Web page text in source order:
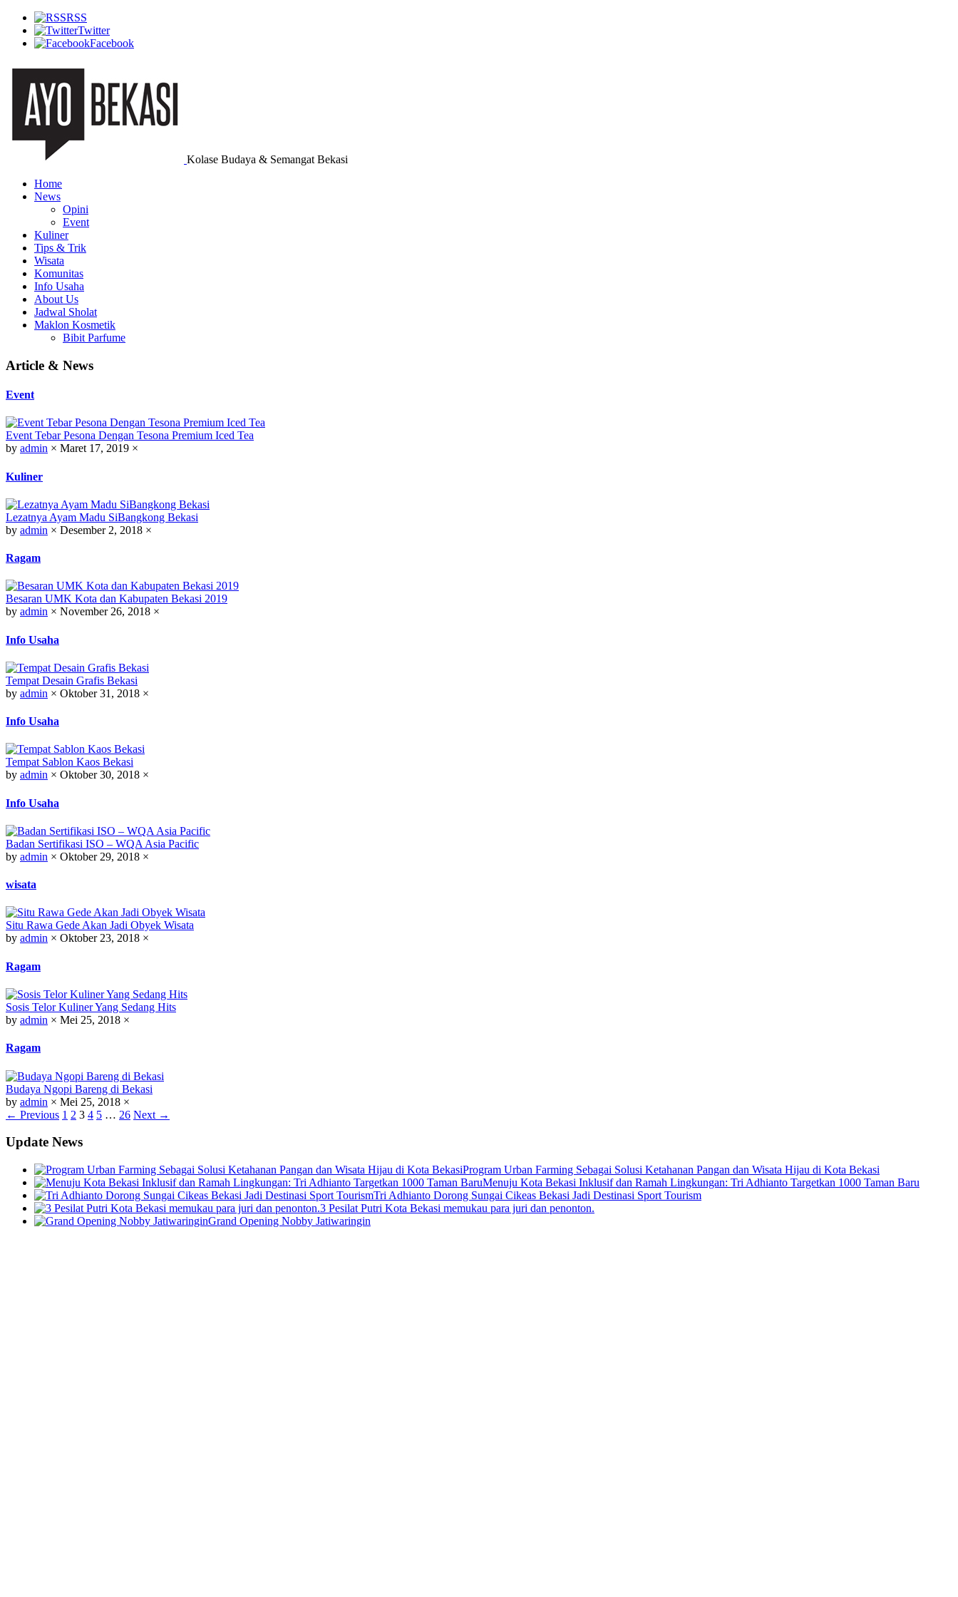
RSS
Twitter
Facebook
Kolase Budaya & Semangat Bekasi
Home
News
Opini
Event
Kuliner
Tips & Trik
Wisata
Komunitas
Info Usaha
About Us
Jadwal Sholat
Maklon Kosmetik
Bibit Parfume
Article & News
Event
Event Tebar Pesona Dengan Tesona Premium Iced Tea
by admin × Maret 17, 2019 ×
Kuliner
Lezatnya Ayam Madu SiBangkong Bekasi
by admin × Desember 2, 2018 ×
Ragam
Besaran UMK Kota dan Kabupaten Bekasi 2019
by admin × November 26, 2018 ×
Info Usaha
Tempat Desain Grafis Bekasi
by admin × Oktober 31, 2018 ×
Info Usaha
Tempat Sablon Kaos Bekasi
by admin × Oktober 30, 2018 ×
Info Usaha
Badan Sertifikasi ISO – WQA Asia Pacific
by admin × Oktober 29, 2018 ×
wisata
Situ Rawa Gede Akan Jadi Obyek Wisata
by admin × Oktober 23, 2018 ×
Ragam
Sosis Telor Kuliner Yang Sedang Hits
by admin × Mei 25, 2018 ×
Ragam
Budaya Ngopi Bareng di Bekasi
by admin × Mei 25, 2018 ×
← Previous 1 2 3 4 5 … 26 Next →
Update News
Program Urban Farming Sebagai Solusi Ketahanan Pangan dan Wisata Hijau di Kota Bekasi
Menuju Kota Bekasi Inklusif dan Ramah Lingkungan: Tri Adhianto Targetkan 1000 Taman Baru
Tri Adhianto Dorong Sungai Cikeas Bekasi Jadi Destinasi Sport Tourism
3 Pesilat Putri Kota Bekasi memukau para juri dan penonton.
Grand Opening Nobby Jatiwaringin